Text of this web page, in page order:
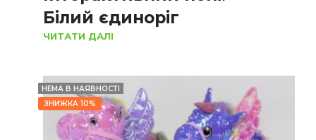
Білий єдиноріг
ЧИТАТИ ДАЛІ
НЕМА В НАЯВНОСТІ
ЗНИЖКА 10%